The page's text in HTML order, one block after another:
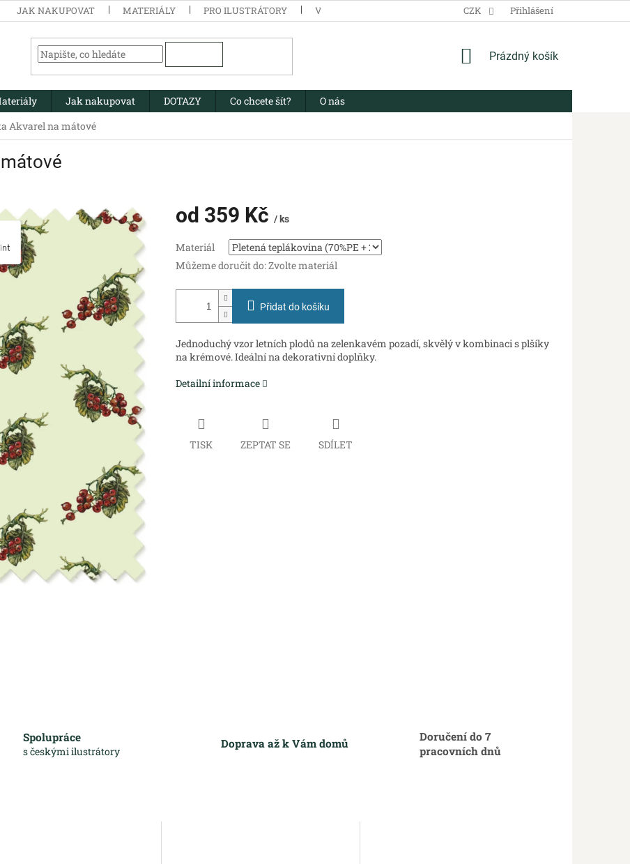
JAK NAKUPOVAT MATERIÁLY PRO ILUSTRÁTORY VŠEOBECNÉ OBCHODNÍ PODMÍNKY ZÁSADY ZPRACOVÁNÍ
CZK Přihlášení
NÁKUPNÍ
Prázdný košík
Jak nakupovat DOTAZY Co chcete šít?
O nás
Akvarel na mátové
od 359 Kč / ks
cena:
Materiál
Můžeme doručit do:Zvolte materiál
Přidat do košíku
Jednoduchý vzor letních plodů na zelenkavém pozadí, skvělý v kombinaci s plšíky
na krémové. Ideální na dekorativní doplňky.
Detailní informace
TISK ZEPTAT SE SDÍLET
Spolupráce
s českými ilustrátory
Doprava až k Vám domů
Doručení do 7
pracovních dnů